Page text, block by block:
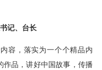
记、台长
，落实为一个个精品内
作品，讲好中国故事，传播